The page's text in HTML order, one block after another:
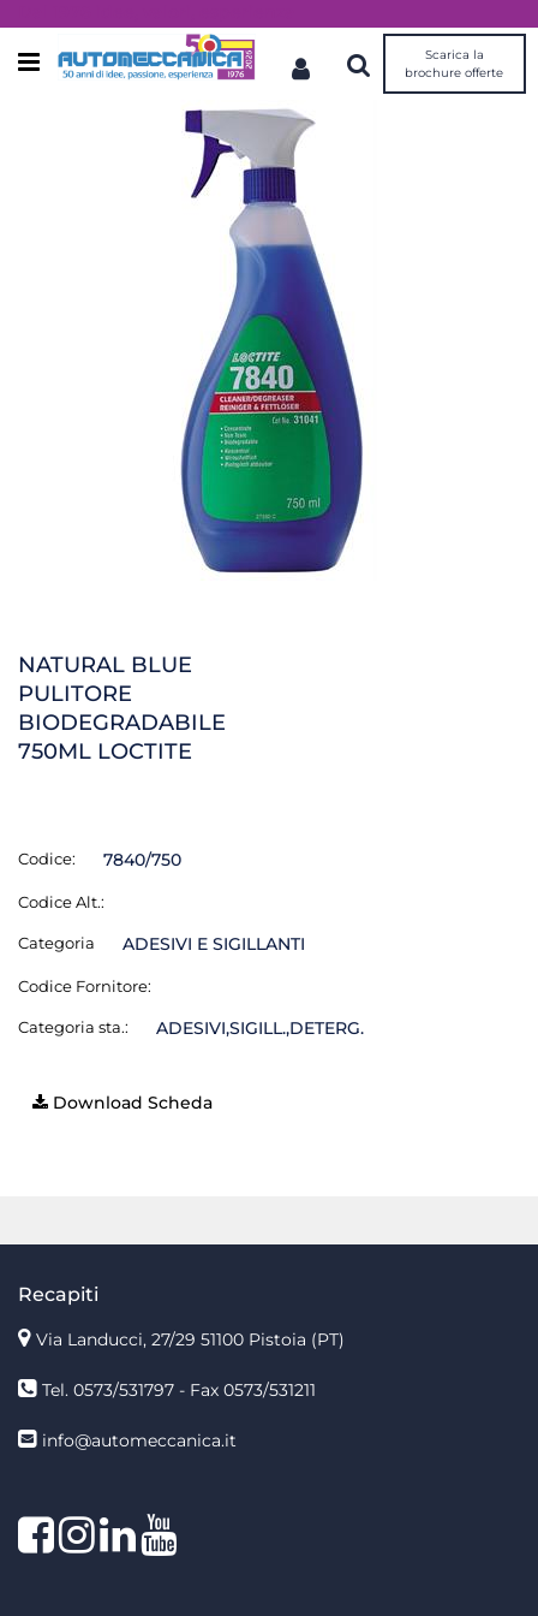
Open menu
Scarica la
brochure offerte
NATURAL BLUE
PULITORE
BIODEGRADABILE
750ML LOCTITE
Codice: 7840/750
Codice Alt.:
Categoria ADESIVI E SIGILLANTI
Codice Fornitore:
Categoria sta.: ADESIVI,SIGILL.,DETERG.
Download Scheda
Recapiti
Via Landucci, 27/29 51100 Pistoia (PT)
Tel. 0573/531797 - Fax 0573/531211
info@automeccanica.it
FacebookInstagram
linkedin